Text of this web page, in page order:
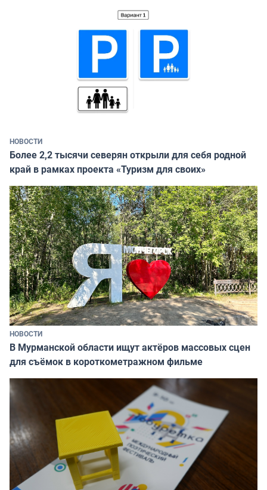
НОВОСТИ
Более 2,2 тысячи северян открыли для себя родной
край в рамках проекта «Туризм для своих»
НОВОСТИ
В Мурманской области ищут актёров массовых сцен
для съёмок в короткометражном фильме